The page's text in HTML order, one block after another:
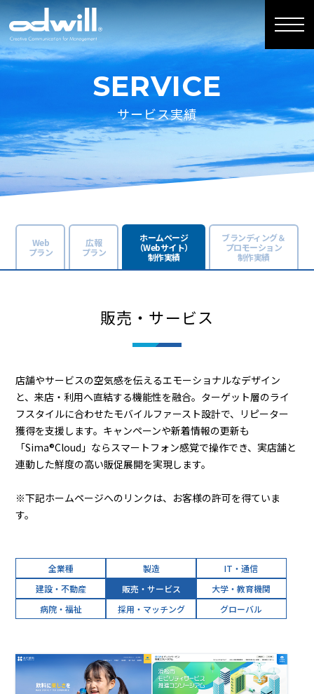
SERVICE
サービス実績
Web
プラン
広報
プラン
ホームページ
（Webサイト）
制作実績
ブランディング＆
プロモーション
制作実績
販売・サービス
店舗やサービスの空気感を伝えるエモーショナルなデザイン
と、来店・利用へ直結する機能性を融合。ターゲット層のライ
フスタイルに合わせたモバイルファースト設計で、リピーター
獲得を支援します。キャンペーンや新着情報の更新も
「Sima®Cloud」ならスマートフォン感覚で操作でき、実店舗と
連動した鮮度の高い販促展開を実現します。
※下記ホームページへのリンクは、お客様の許可を得ていま
す。
全業種 製造
IT・通信
建設・不動産
販売・サービス
大学・教育機関
病院・福祉
採用・マッチング グローバル